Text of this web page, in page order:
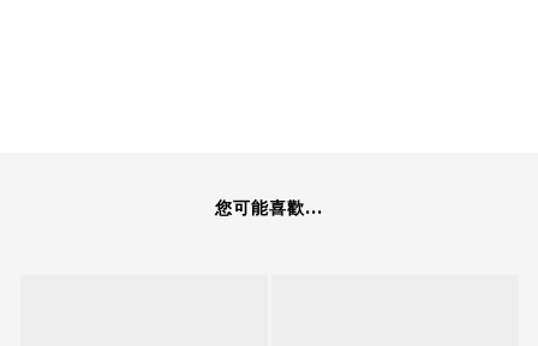
您可能喜歡...